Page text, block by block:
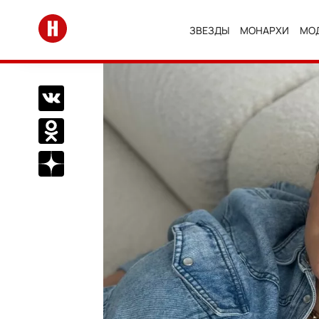
Перейти на главную
ЗВЕЗДЫ МОНАРХИ
Поделиться Вконтакте
Поделиться в Одноклассниках
Подписаться на нас в Дзен